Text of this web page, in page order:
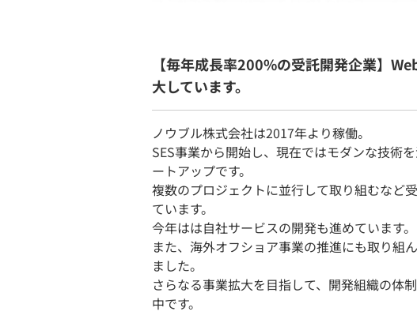
【毎年成長率200%の受託開発企業】
大しています。
ノウブル株式会社は2017年より稼働。
SES事業から開始し、現在ではモダンな技術
ートアップです。
複数のプロジェクトに並行して取り組むなど
ています。
今年はは自社サービスの開発も進めています。
また、海外オフショア事業の推進にも取り組
ました。
さらなる事業拡大を目指して、開発組織の体
中です。